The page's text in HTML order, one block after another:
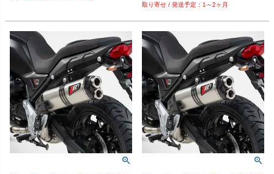
MotoGuzzi V85TT (2025-)
1～2ヶ月